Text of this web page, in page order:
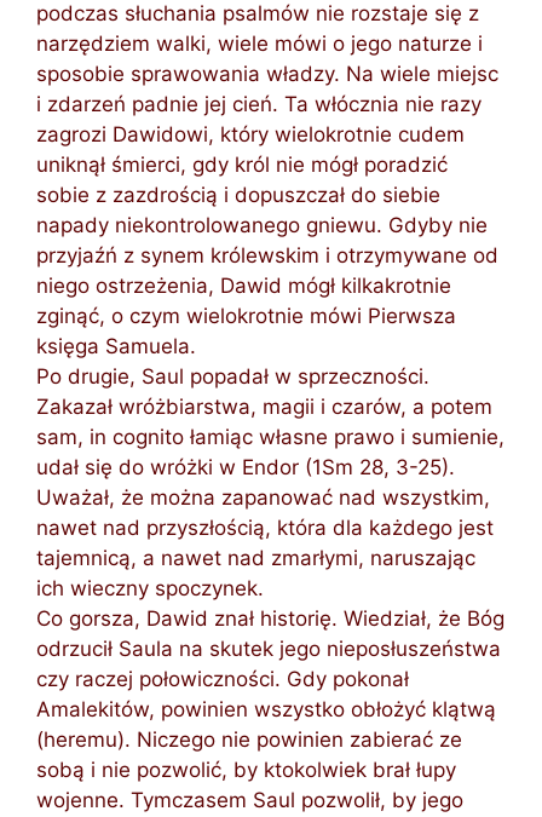
podczas słuchania psalmów nie rozstaje się z
narzędziem walki, wiele mówi o jego naturze i
sposobie sprawowania władzy. Na wiele miejsc
i zdarzeń padnie jej cień. Ta włócznia nie razy
zagrozi Dawidowi, który wielokrotnie cudem
uniknął śmierci, gdy król nie mógł poradzić
sobie z zazdrością i dopuszczał do siebie
napady niekontrolowanego gniewu. Gdyby nie
przyjaźń z synem królewskim i otrzymywane od
niego ostrzeżenia, Dawid mógł kilkakrotnie
zginąć, o czym wielokrotnie mówi Pierwsza
księga Samuela.
Po drugie, Saul popadał w sprzeczności.
Zakazał wróżbiarstwa, magii i czarów, a potem
sam, in cognito łamiąc własne prawo i sumienie,
udał się do wróżki w Endor (1Sm 28, 3-25).
Uważał, że można zapanować nad wszystkim,
nawet nad przyszłością, która dla każdego jest
tajemnicą, a nawet nad zmarłymi, naruszając
ich wieczny spoczynek.
Co gorsza, Dawid znał historię. Wiedział, że Bóg
odrzucił Saula na skutek jego nieposłuszeństwa
czy raczej połowiczności. Gdy pokonał
Amalekitów, powinien wszystko obłożyć klątwą
(heremu). Niczego nie powinien zabierać ze
sobą i nie pozwolić, by ktokolwiek brał łupy
wojenne. Tymczasem Saul pozwolił, by jego